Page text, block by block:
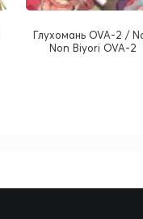
Глухомань OVA-2 /
Non Biyori OVA-2